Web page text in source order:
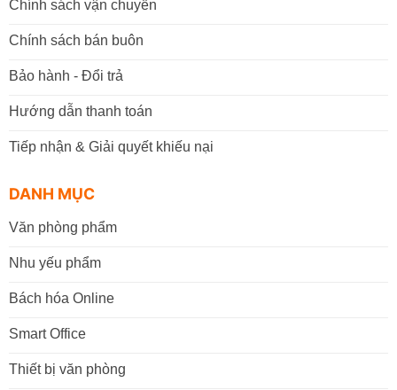
Chính sách vận chuyển
Chính sách bán buôn
Bảo hành - Đổi trả
Hướng dẫn thanh toán
Tiếp nhận & Giải quyết khiếu nại
DANH MỤC
Văn phòng phẩm
Nhu yếu phẩm
Bách hóa Online
Smart Office
Thiết bị văn phòng